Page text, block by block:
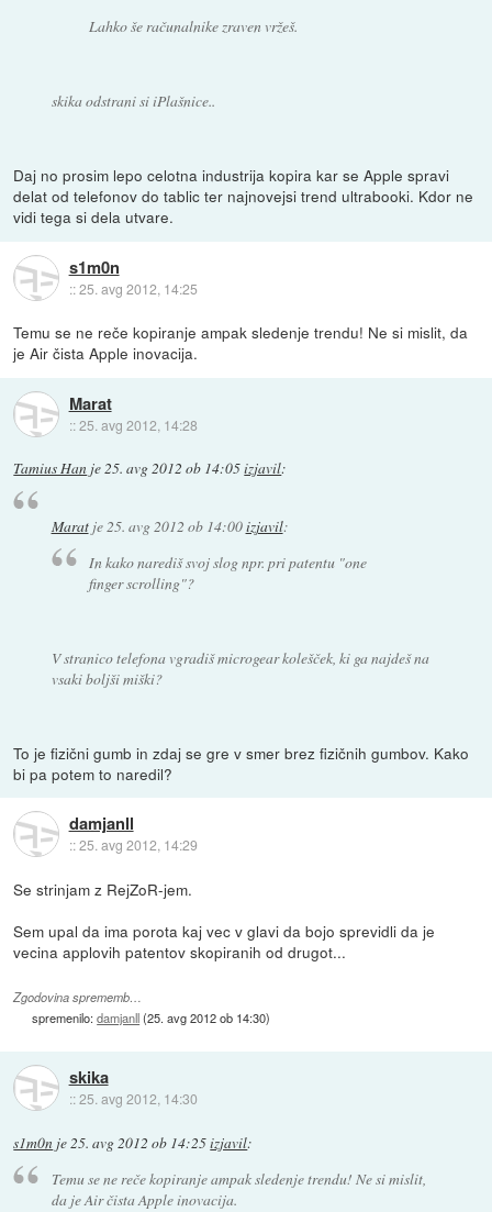
Lahko še računalnike zraven vržeš.
skika odstrani si iPlašnice..
Daj no prosim lepo celotna industrija kopira kar se Apple spravi
delat od telefonov do tablic ter najnovejsi trend ultrabooki. Kdor ne
vidi tega si dela utvare.
s1m0n
::25. avg 2012, 14:25
Temu se ne reče kopiranje ampak sledenje trendu! Ne si mislit, da
je Air čista Apple inovacija.
Marat
::25. avg 2012, 14:28
Tamius Han je25. avg 2012 ob 14:05izjavil:
Maratje25. avg 2012 ob 14:00izjavil:
In kako narediš svoj slog npr. pri patentu "one
finger scrolling"?
V stranico telefona vgradiš microgear kolešček, ki ga najdeš na
vsaki boljši miški?
To je fizični gumb in zdaj se gre v smer brez fizičnih gumbov. Kako
bi pa potem to naredil?
damjanll
::25. avg 2012, 14:29
Se strinjam z RejZoR-jem.
Sem upal da ima porota kaj vec v glavi da bojo sprevidli da je
vecina applovih patentov skopiranih od drugot...
Zgodovina sprememb…
spremenilo:damjanll(25. avg 2012 ob 14:30)
skika
::25. avg 2012, 14:30
s1m0n je25. avg 2012 ob 14:25izjavil:
Temu se ne reče kopiranje ampak sledenje trendu! Ne si mislit,
da je Air čista Apple inovacija.